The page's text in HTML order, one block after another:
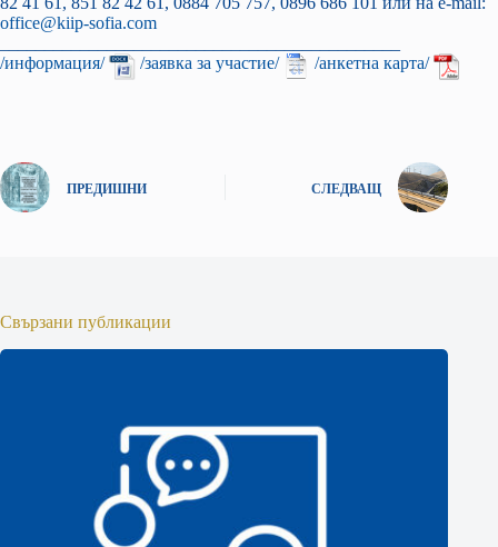
office@kiip-sofia.com
/информация/
/заявка за участие/ /анкетна карта/
ПРЕДИШНИ СЛЕДВАЩ
Свързани публикации